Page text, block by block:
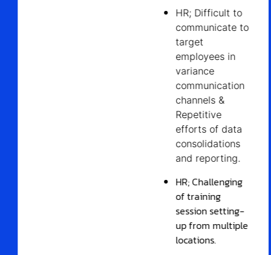
HR; Difficult to
communicate to
target
employees in
variance
communication
channels &
Repetitive
efforts of data
consolidations
and reporting.
HR; Challenging
of training
session setting-
up from multiple
locations.